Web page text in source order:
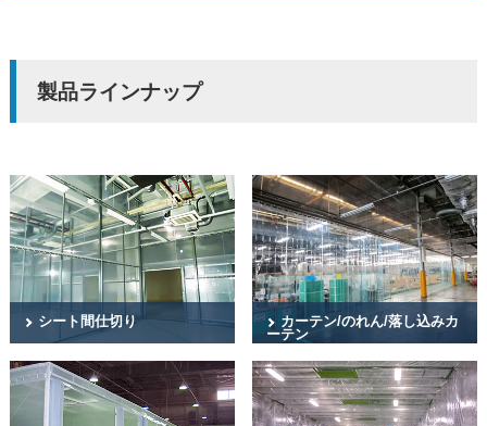
製品ラインナップ
シート間仕切り
切り壁を施工します。区画や目隠
し、通路用途など様々な利用が可能
カーテン/のれん/落し込みカ
ーテン
工場・倉庫の出入口に軽量で透明度
の高いカーテンを設置できます。目
隠し目的や空調管理などにも最適で
す。